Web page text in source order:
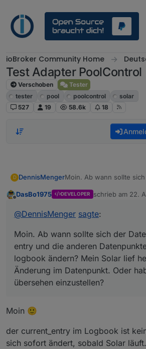
ioBroker Community Home
Test Adapter PoolControl
Verschoben
Tester
tester
pool poolcontrol
solar
527
19 58.6k 18
D DennisMengerMoin. Ab wann sollte
Ordner logbook ändern?
habe ich was übersehen
Offline
DasBo1975 DEVELOPER schrieb am 22.
zuletzt editiert
@DennisMenger sagte:
Moin. Ab wann sollte sich der
entry und die anderen
logbook ändern? Mein Solar lief
Änderung im Datenpunkt. Oder
übersehen einzustellen?
Moin 🙂
der current_entry im Logbook ist
sich sofort ändert, sobald Solar läuft.